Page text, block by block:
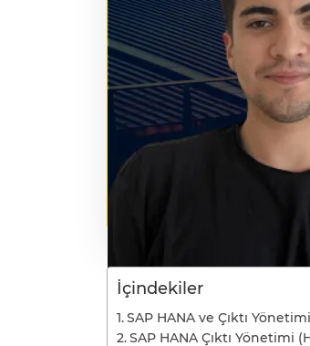
İçindekiler
SAP HANA ve Çıktı
SAP HANA Çıktı Yönetimi